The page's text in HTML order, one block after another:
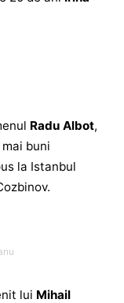
Radu Albot,
buni
la Istanbul
lui Mihail